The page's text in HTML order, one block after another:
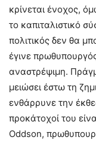
κρίνεται ένοχος,
το καπιταλιστικό
πολιτικός δεν θα
έγινε
αναστρέψιμη.
μειώσει έστω τη
ενθάρρυνε την
προκάτοχοί του
Oddson,